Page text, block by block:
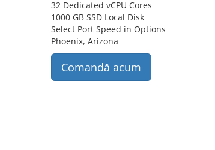
32 Dedicated vCPU Cores
1000 GB SSD Local Disk
Select Port Speed in Options
Phoenix, Arizona
Comandă acum